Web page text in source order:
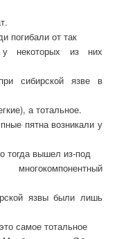
погибали от так
некоторых из них
сибирской язве в
а тотальное.
пятна возникали у
тогда вышел из-под
язвы были лишь
самое тотальное